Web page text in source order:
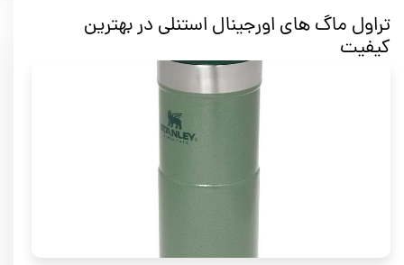
تراول ماگ های اورجینال استنلی در بهترین
کیفیت